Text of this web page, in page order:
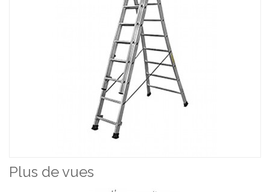
Plus de vues